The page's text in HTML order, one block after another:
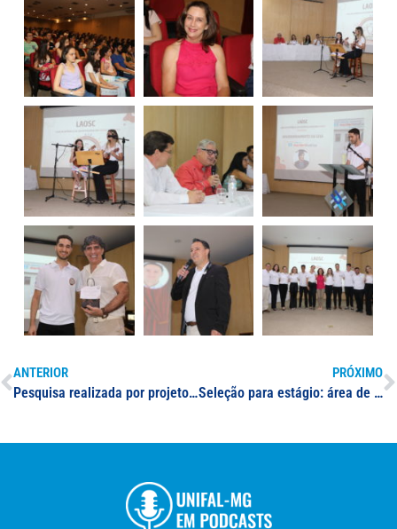
ANTERIOR
Pesquisa realizada por projeto de extensão da UNIFAL-MG é divulgada em parceria com mídia local
PRÓXIMO
Seleção para estágio: área de atuação em Ensino e Avaliação